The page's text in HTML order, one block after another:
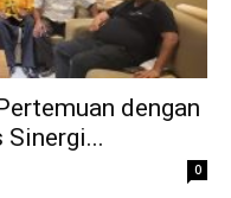
dengan
Sinergi...
0